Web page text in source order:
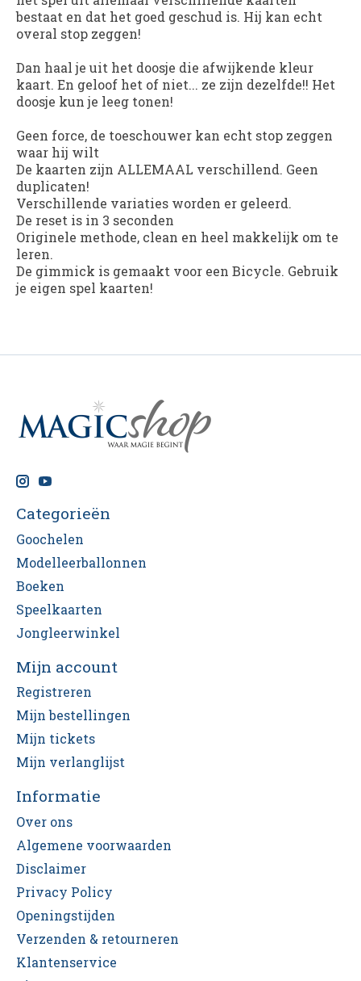
bestaat en dat het goed geschud is. Hij kan echt
overal stop zeggen!
Dan haal je uit het doosje die afwijkende kleur
kaart. En geloof het of niet... ze zijn dezelfde!! Het
doosje kun je leeg tonen!
Geen force, de toeschouwer kan echt stop zeggen
waar hij wilt
De kaarten zijn ALLEMAAL verschillend. Geen
duplicaten!
Verschillende variaties worden er geleerd.
De reset is in 3 seconden
Originele methode, clean en heel makkelijk om te
leren.
De gimmick is gemaakt voor een Bicycle. Gebruik
je eigen spel kaarten!
Categorieën
Goochelen
Modelleerballonnen
Boeken
Speelkaarten
Jongleerwinkel
Mijn account
Registreren
Mijn bestellingen
Mijn tickets
Mijn verlanglijst
Informatie
Over ons
Algemene voorwaarden
Disclaimer
Privacy Policy
Openingstijden
Verzenden & retourneren
Klantenservice